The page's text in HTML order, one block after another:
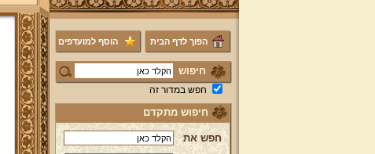
הפוך לדף הבית הוסף למועדפים
חיפוש
חפש במדור זה
חיפוש מתקדם
חפש את